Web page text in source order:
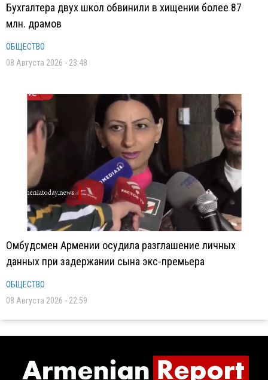
Бухгалтера двух школ обвинили в хищении более 87
млн. драмов
ОБЩЕСТВО
08 Августа 2026 - 23:48
Омбудсмен Армении осудила разглашение личных
данных при задержании сына экс-премьера
ОБЩЕСТВО
08 Августа 2026 - 22:59